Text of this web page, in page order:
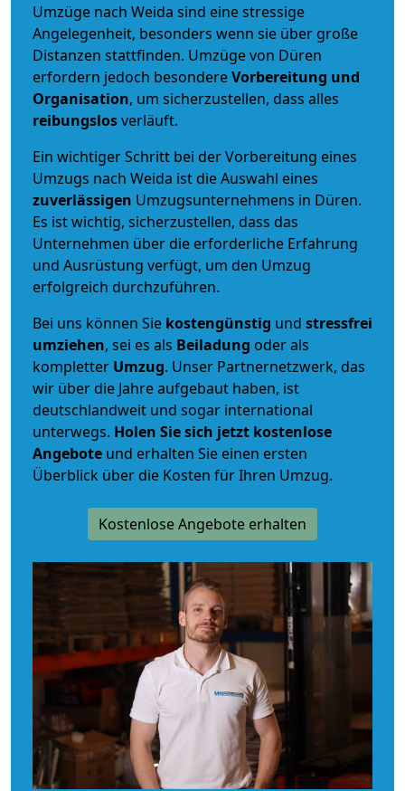
Umzüge nach Weida sind eine stressige
Angelegenheit, besonders wenn sie über große
Distanzen stattfinden. Umzüge von Düren
erfordern jedoch besondereVorbereitung und
Organisation, um sicherzustellen, dass alles
reibungslosverläuft.
Ein wichtiger Schritt bei der Vorbereitung eines
Umzugs nach Weida ist die Auswahl eines
zuverlässigen Umzugsunternehmens in Düren.
Es ist wichtig, sicherzustellen, dass das
Unternehmen über die erforderliche Erfahrung
und Ausrüstung verfügt, um den Umzug
erfolgreich durchzuführen.
Bei uns können Sie kostengünstig und stressfrei
umziehen, sei es als Beiladung oder als
kompletter Umzug. Unser Partnernetzwerk, das
wir über die Jahre aufgebaut haben, ist
deutschlandweit und sogar international
unterwegs. Holen Sie sich jetzt kostenlose
Angebote und erhalten Sie einen ersten
Überblick über die Kosten für Ihren Umzug.
Kostenlose Angebote erhalten